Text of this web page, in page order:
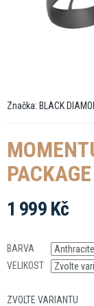
Značka: BLACK
PACKAGE
1 999 Kč
cena:
BARVA
VELIKOST
ZVOLTE VARIANTU